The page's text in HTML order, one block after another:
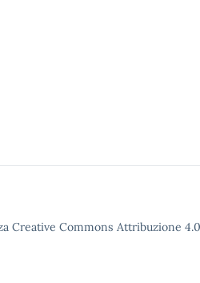
Creative Commons Attribuzione